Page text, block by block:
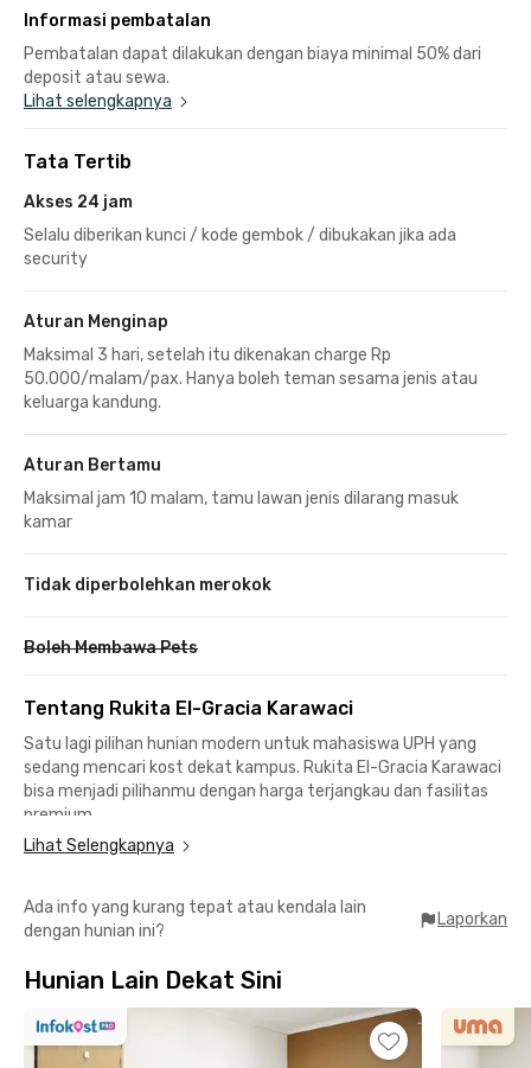
Informasi pembatalan
Pembatalan dapat dilakukan dengan biaya minimal 50% dari
deposit atau sewa.
Lihat selengkapnya
Tata Tertib
Akses 24 jam
Selalu diberikan kunci / kode gembok / dibukakan jika ada
security
Aturan Menginap
Maksimal 3 hari, setelah itu dikenakan charge Rp
50.000/malam/pax. Hanya boleh teman sesama jenis atau
keluarga kandung.
Aturan Bertamu
Maksimal jam 10 malam, tamu lawan jenis dilarang masuk
kamar
Tidak diperbolehkan merokok
Boleh Membawa Pets
Tentang Rukita El-Gracia Karawaci
Satu lagi pilihan hunian modern untuk mahasiswa UPH yang
sedang mencari kost dekat kampus. Rukita El-Gracia Karawaci
bisa menjadi pilihanmu dengan harga terjangkau dan fasilitas
premium
Hunian dengan Akses Mudah
🎓 10 menit ke kampus UPH
🏢 13 menit ke Karawaci Office Park
✔️ Banyak pilihian area jajanan dan tempat hangout keren
Fasilitas Selengkap Apartemen
🛏️ Kamar fully furnished dengan jendela, termasuk WiFi, AC, TV,
Lihat Selengkapnya
Ada info yang kurang tepat atau kendala lain
dengan hunian ini?
Laporkan
Hunian Lain Dekat Sini